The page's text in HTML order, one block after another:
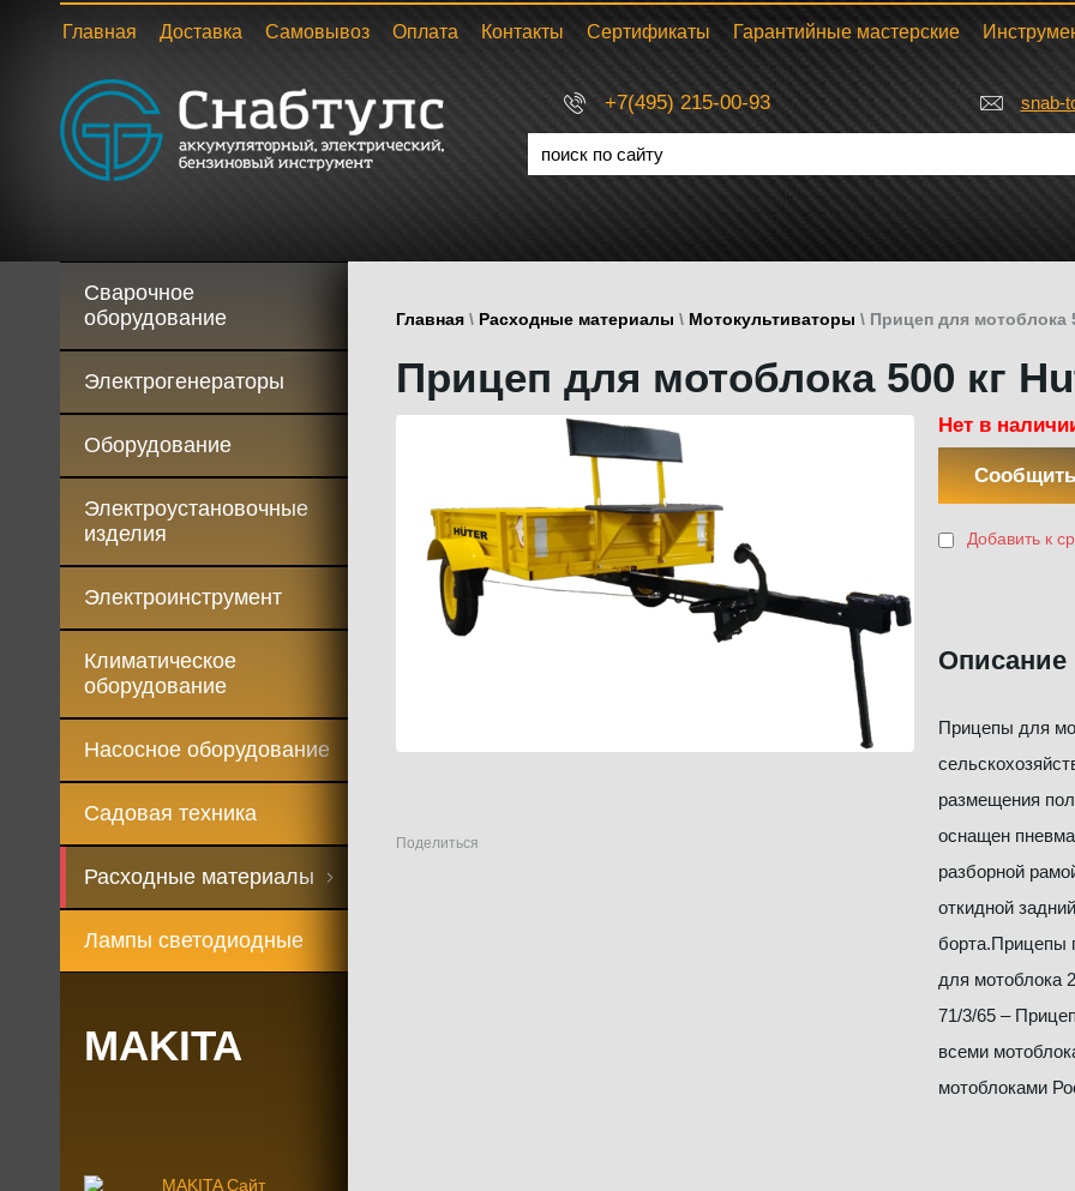
Главная Доставка Самовывоз Оплата Контакты Сертификаты Гарантийные мастерские
+7(495) 215-00-93 snab-
Сварочное
оборудование
Электрогенераторы
Оборудование
Электроустановочные
изделия
Электроинструмент
Климатическое
оборудование
Насосное оборудование
Садовая техника
Расходные материалы
Лампы светодиодные
MAKITA
Главная \ Расходные материалы \ Мотокультиваторы \ Прицеп для мотоблока
Прицеп для мотоблока 500 кг
Поделиться
Нет в
Добавить к
Описание
Прицепы для
размещения
оснащен
разборной
откидной
борта.Прицепы
для мотоблока
71/3/65 –
всеми
мотоблоками